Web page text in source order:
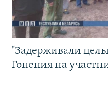
"Задерживали
Гонения на